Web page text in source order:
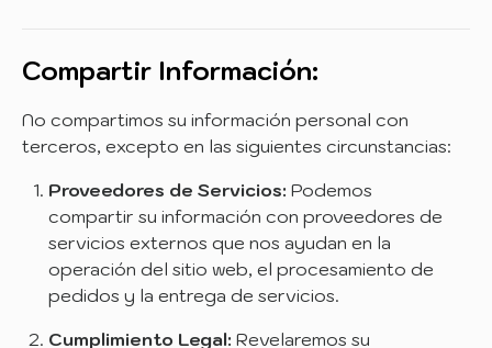
Compartir Información:
No compartimos su información personal con
terceros, excepto en las siguientes circunstancias:
Proveedores de Servicios: Podemos
compartir su información con proveedores de
servicios externos que nos ayudan en la
operación del sitio web, el procesamiento de
pedidos y la entrega de servicios.
Cumplimiento Legal: Revelaremos su